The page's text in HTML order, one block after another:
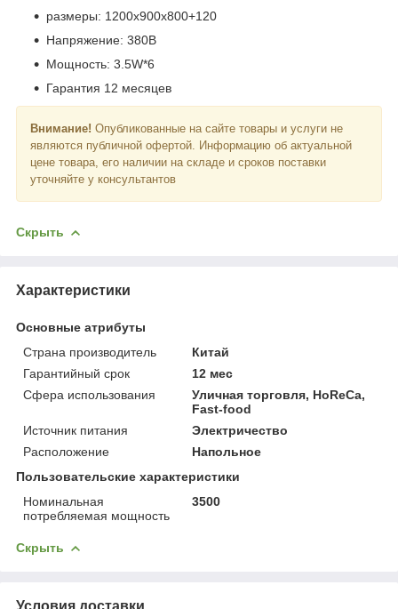
размеры: 1200x900x800+120
Напряжение: 380B
Мощность: 3.5W*6
Гарантия 12 месяцев
Внимание! Опубликованные на сайте товары и услуги не
являются публичной офертой. Информацию об актуальной
цене товара, его наличии на складе и сроков поставки
уточняйте у консультантов
Скрыть
Характеристики
Основные атрибуты
Страна производитель
Китай
Гарантийный срок
12 мес
Сфера использования
Уличная торговля, HoReCa,
Fast-food
Источник питания
Электричество
Расположение
Напольное
Пользовательские характеристики
Номинальная
потребляемая мощность
3500
Скрыть
Условия доставки